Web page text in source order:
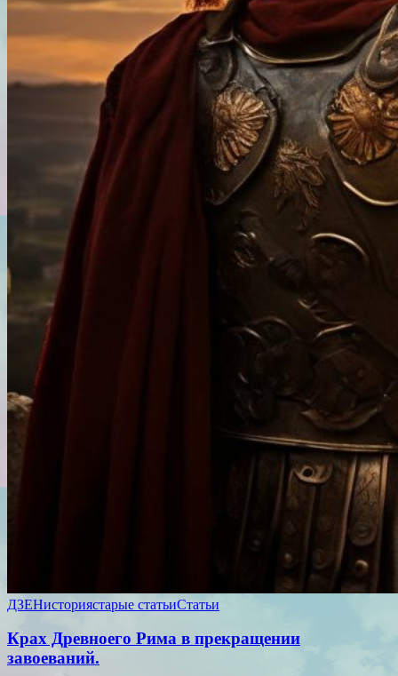
ДЗЕНисториястарые статьиСтатьи
Крах Древноего Рима в прекращении
завоеваний.